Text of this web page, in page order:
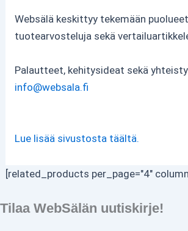
Websälä keskittyy tekemään
tuotearvosteluja sekä
Palautteet, kehitysideat sekä
info@websala.fi
Lue lisää sivustosta täältä.
[related_products per_page="4"
Tilaa WebSälän uutiskirje!